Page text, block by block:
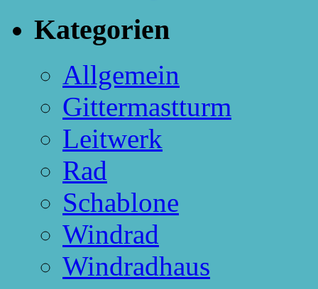
Kategorien
Allgemein
Gittermastturm
Leitwerk
Rad
Schablone
Windrad
Windradhaus